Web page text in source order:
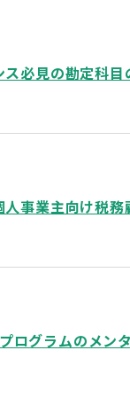
必見の勘定科目
事業主向け税
ログラムのメン